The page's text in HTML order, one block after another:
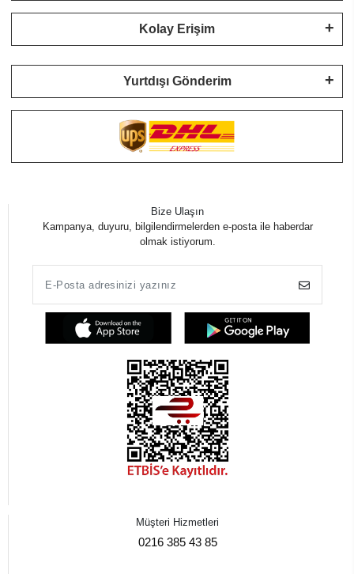
Kolay Erişim
Yurtdışı Gönderim
Bize Ulaşın
Kampanya, duyuru, bilgilendirmelerden e-posta ile haberdar
olmak istiyorum.
Müşteri Hizmetleri
0216 385 43 85